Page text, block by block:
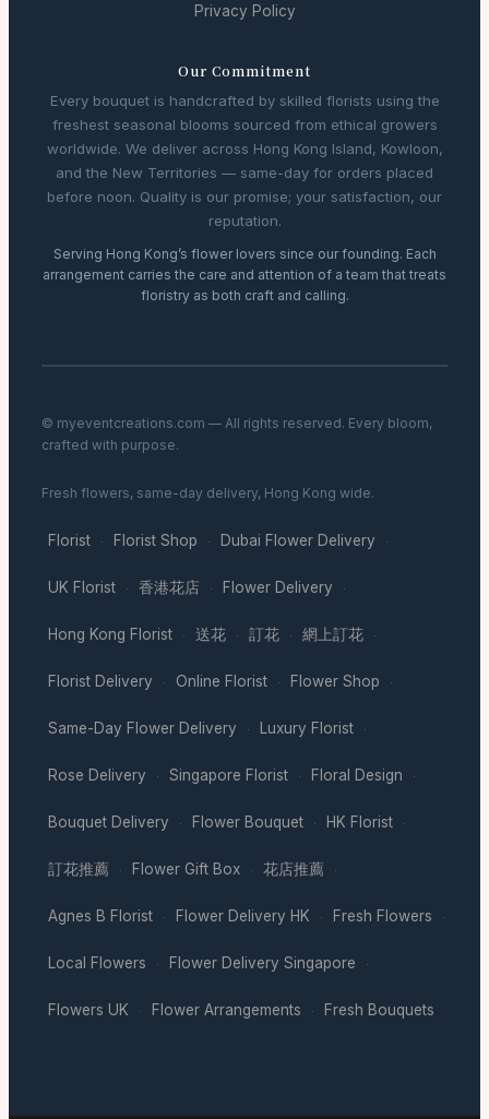
Privacy Policy
Our Commitment
Every bouquet is handcrafted by skilled florists using the
freshest seasonal blooms sourced from ethical growers
worldwide. We deliver across Hong Kong Island, Kowloon,
and the New Territories — same-day for orders placed
before noon. Quality is our promise; your satisfaction, our
reputation.
Serving Hong Kong’s flower lovers since our founding. Each
arrangement carries the care and attention of a team that treats
floristry as both craft and calling.
© myeventcreations.com — All rights reserved. Every bloom,
crafted with purpose.
Fresh flowers, same-day delivery, Hong Kong wide.
Florist · Florist Shop · Dubai Flower Delivery ·
UK Florist · 香港花店 · Flower Delivery ·
Hong Kong Florist · 送花 · 訂花 · 網上訂花 ·
Florist Delivery · Online Florist · Flower Shop ·
Same-Day Flower Delivery · Luxury Florist ·
Rose Delivery · Singapore Florist · Floral Design ·
Bouquet Delivery · Flower Bouquet · HK Florist ·
訂花推薦 · Flower Gift Box · 花店推薦 ·
Agnes B Florist · Flower Delivery HK · Fresh Flowers ·
Local Flowers · Flower Delivery Singapore ·
Flowers UK · Flower Arrangements · Fresh Bouquets